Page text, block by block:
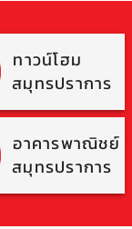
ทาวน์โฮม
สมุทรปราการ
อาคารพาณิชย์
สมุทรปราการ